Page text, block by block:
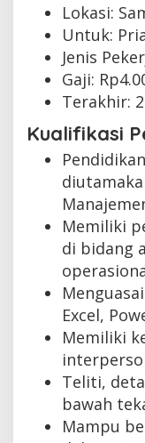
Lokasi:
Untuk:
Jenis
Gaji: Rp
Terakhir:
Kualifikasi
Memiliki
di bidang
Excel,
Memiliki
Teliti,
bawah
Mampu